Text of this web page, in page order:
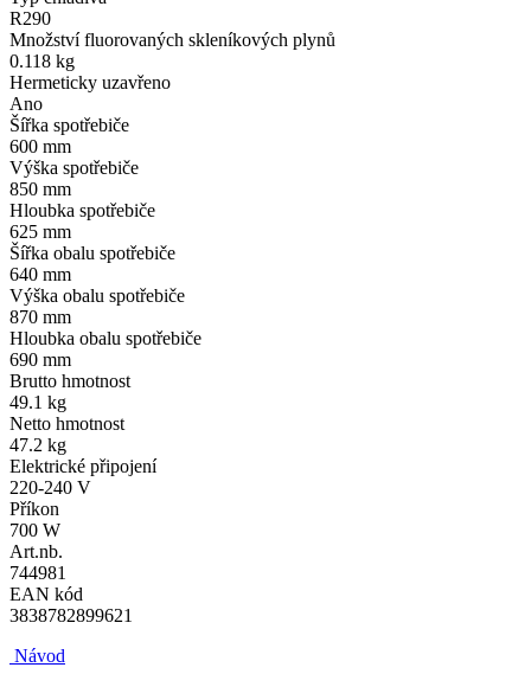
R290
Množství fluorovaných skleníkových plynů
0.118 kg
Hermeticky uzavřeno
Ano
Šířka spotřebiče
600 mm
Výška spotřebiče
850 mm
Hloubka spotřebiče
625 mm
Šířka obalu spotřebiče
640 mm
Výška obalu spotřebiče
870 mm
Hloubka obalu spotřebiče
690 mm
Brutto hmotnost
49.1 kg
Netto hmotnost
47.2 kg
Elektrické připojení
220-240 V
Příkon
700 W
Art.nb.
744981
EAN kód
3838782899621
Návod